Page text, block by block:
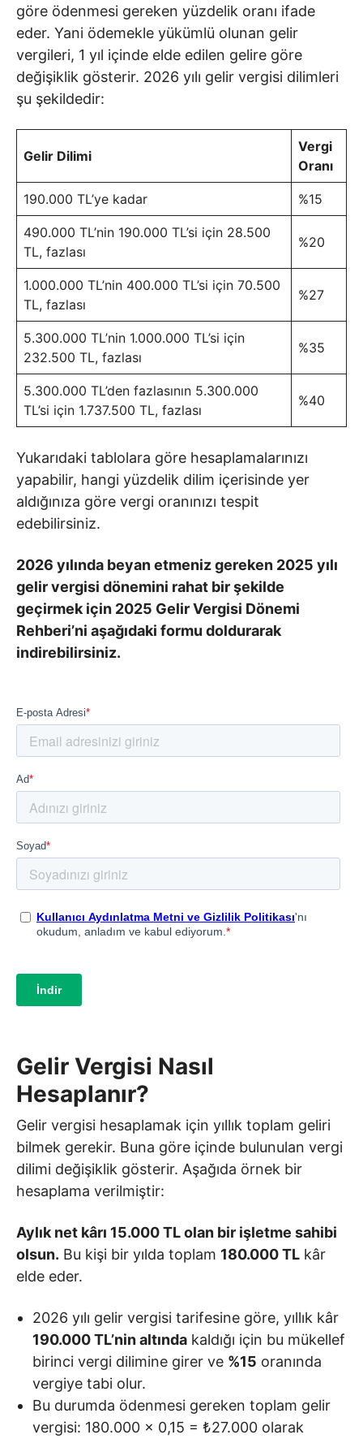
göre ödenmesi gereken yüzdelik oranı ifade
eder. Yani ödemekle yükümlü olunan gelir
vergileri, 1 yıl içinde elde edilen gelire göre
değişiklik gösterir. 2026 yılı gelir vergisi dilimleri
şu şekildedir:
Gelir Dilimi
Vergi
Oranı
190.000 TL’ye kadar %15
490.000 TL’nin 190.000 TL’si için 28.500
TL, fazlası
%20
1.000.000 TL’nin 400.000 TL’si için 70.500
TL, fazlası
%27
5.300.000 TL’nin 1.000.000 TL’si için
232.500 TL, fazlası
%35
5.300.000 TL’den fazlasının 5.300.000
TL’si için 1.737.500 TL, fazlası
%40
Yukarıdaki tablolara göre hesaplamalarınızı
yapabilir, hangi yüzdelik dilim içerisinde yer
aldığınıza göre vergi oranınızı tespit
edebilirsiniz.
2026 yılında beyan etmeniz gereken 2025 yılı
gelir vergisi dönemini rahat bir şekilde
geçirmek için 2025 Gelir Vergisi Dönemi
Rehberi’ni aşağıdaki formu doldurarak
indirebilirsiniz.
Gelir Vergisi Nasıl
Hesaplanır?
Gelir vergisi hesaplamak için yıllık toplam geliri
bilmek gerekir. Buna göre içinde bulunulan vergi
dilimi değişiklik gösterir. Aşağıda örnek bir
hesaplama verilmiştir:
Aylık net kârı 15.000 TL olan bir işletme sahibi
olsun. Bu kişi bir yılda toplam 180.000 TL kâr
elde eder.
2026 yılı gelir vergisi tarifesine göre, yıllık kâr
190.000 TL’nin altında kaldığı için bu mükellef
birinci vergi dilimine girer ve %15 oranında
vergiye tabi olur.
Bu durumda ödenmesi gereken toplam gelir
vergisi: 180.000 x 0,15 = ₺27.000 olarak